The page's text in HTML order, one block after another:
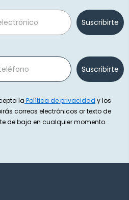
Suscribirte
Suscribirte
la Política de privacidad y los
correos electrónicos or texto de
de baja en cualquier momento.